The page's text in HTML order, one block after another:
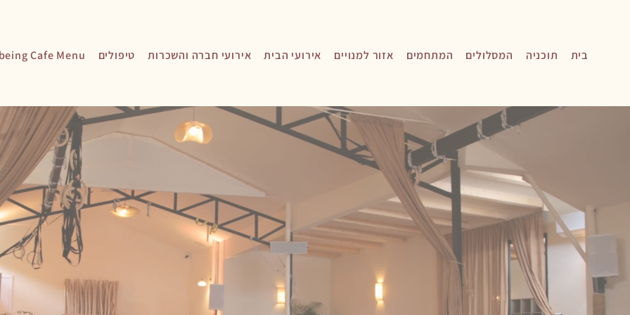
בית תוכניה המסלולים המתחמים אזור למנויים אירועי הבית אירועי חברה והשכרות טיפולים being Cafe Menu